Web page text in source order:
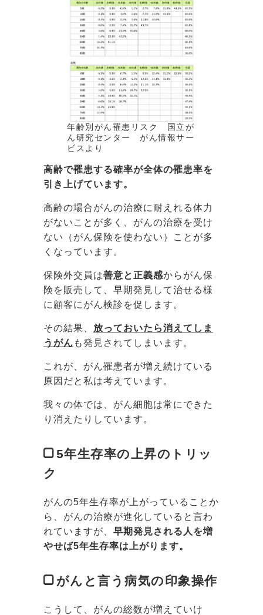
年齢別がん罹患リスク 国立が
ん研究センター がん情報サー
ビスより
高齢で罹患する確率が全体の罹患率を
引き上げています。
高齢の場合がんの治療に耐えれる体力
がないことが多く、がんの治療を受け
ない（がん保険を使わない）ことが多
くなっています。
保険外交員は善意と正義感からがん保
険を販売して、早期発見して治せる様
に顧客にがん検診を促します。
その結果、 放っておいたら消えてしま
うがん も発見されてしまいます。
これが、がん罹患者が増え続けている
原因だと私は考えています。
我々の体では、がん細胞は常にできた
り消えたりしています。
5年生存率の上昇のトリッ
ク
がんの5年生存率が上がっていることか
ら、がんの治療が進化していると言わ
れていますが、 早期発見される人を増
やせば5年生存率は上がります。
がんと言う病気の印象操作
こうして、がんの総数が増えていけ